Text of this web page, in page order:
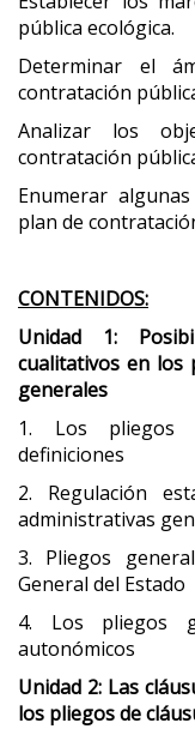
pública ecológica.
Determinar el
contratación
Analizar los
contratación
Enumerar
plan de
CONTENIDOS:
Unidad 1:
cualitativos en los
generales
1. Los pliegos
definiciones
2. Regulación
administrativas
3. Pliegos
General del Estado
4. Los pliegos
autonómicos
Unidad 2: Las
los pliegos de